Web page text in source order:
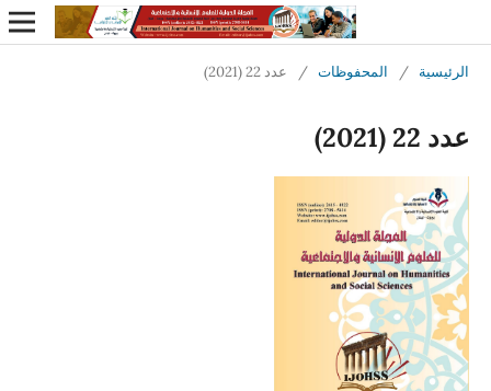
الرئيسية / المحفوظات / عدد 22 (2021)
عدد 22 (2021)